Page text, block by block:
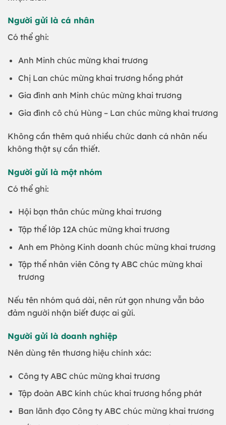
Người gửi là cá nhân
Có thể ghi:
Anh Minh chúc mừng khai trương
Chị Lan chúc mừng khai trương hồng phát
Gia đình anh Minh chúc mừng khai trương
Gia đình cô chú Hùng – Lan chúc mừng khai trương
Không cần thêm quá nhiều chức danh cá nhân nếu
không thật sự cần thiết.
Người gửi là một nhóm
Có thể ghi:
Hội bạn thân chúc mừng khai trương
Tập thể lớp 12A chúc mừng khai trương
Anh em Phòng Kinh doanh chúc mừng khai trương
Tập thể nhân viên Công ty ABC chúc mừng khai
trương
Nếu tên nhóm quá dài, nên rút gọn nhưng vẫn bảo
đảm người nhận biết được ai gửi.
Người gửi là doanh nghiệp
Nên dùng tên thương hiệu chính xác:
Công ty ABC chúc mừng khai trương
Tập đoàn ABC kính chúc khai trương hồng phát
Ban lãnh đạo Công ty ABC chúc mừng khai trương